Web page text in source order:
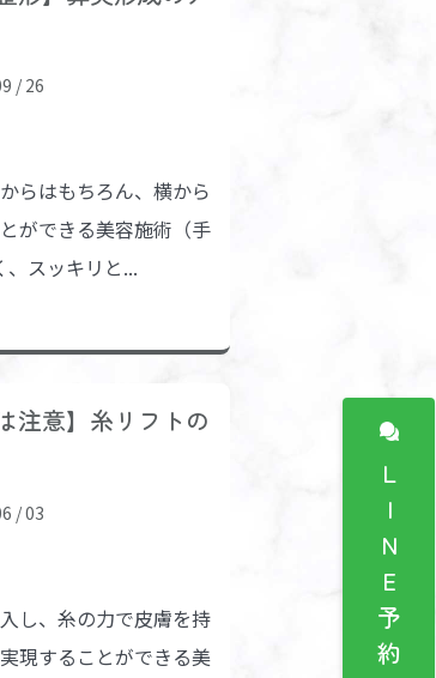
/ 26
らはもちろん、横から
ができる美容施術（手
スッキリと...
注意】糸リフトの
/ 03
し、糸の力で皮膚を持
現することができる美
LINE予約